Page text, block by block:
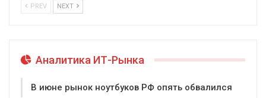
PREV NEXT
Аналитика ИТ-Рынка
В июне рынок ноутбуков РФ опять обвалился